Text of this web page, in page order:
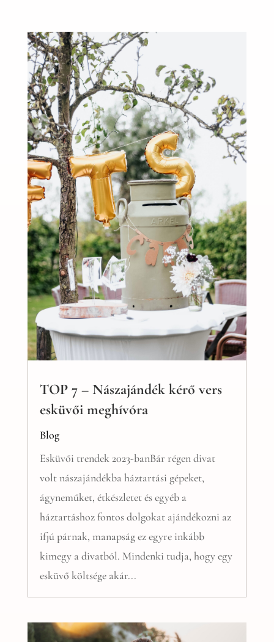
TOP 7 – Nászajándék kérő vers
esküvői meghívóra
Blog
Esküvői trendek 2023-banBár régen divat
volt nászajándékba háztartási gépeket,
ágyneműket, étkészletet és egyéb a
háztartáshoz fontos dolgokat ajándékozni az
ifjú párnak, manapság ez egyre inkább
kimegy a divatból. Mindenki tudja, hogy egy
esküvő költsége akár...